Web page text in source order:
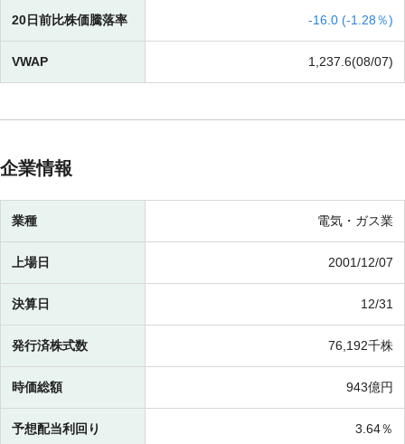
20日前比株価騰落率 -16.0 (-1.28％)
VWAP 1,237.6(08/07)
企業情報
業種 電気・ガス業
上場日 2001/12/07
決算日 12/31
発行済株式数 76,192千株
時価総額 943億円
予想配当利回り 3.64％